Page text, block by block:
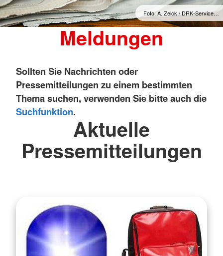
Foto: A. Zelck / DRK-Service…
Meldungen
Sollten Sie Nachrichten oder
Pressemitteilungen zu einem bestimmten
Thema suchen, verwenden Sie bitte auch die
Suchfunktion.
Aktuelle
Pressemitteilungen